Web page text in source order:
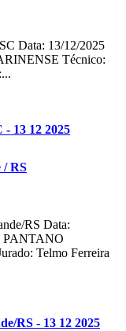
Data: 13/12/2025
Técnico:
13 12 2025
/ RS
RS Data:
PANTANO
Telmo Ferreira
RS - 13 12 2025